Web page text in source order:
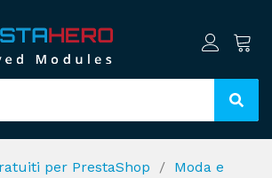
per PrestaShop
Moda e